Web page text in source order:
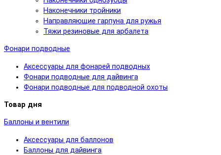
Наконечники тройники
Направляющие гарпуна для ружья
Тяжи резиновые для арбалета
Фонари подводные
Аксессуары для фонарей подводных
Фонари подводные для дайвинга
Фонари подводные для подводной охоты
Товар дня
Баллоны и вентили
Аксессуары для баллонов
Баллоны для дайвинга